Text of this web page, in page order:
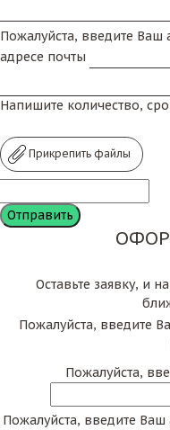
Пожалуйста, введите Ваш
адресе почты
Напишите количество,
Прикрепить файлы
Оставьте заявку, и
Пожалуйста, введите
Пожалуйста,
Пожалуйста, введите